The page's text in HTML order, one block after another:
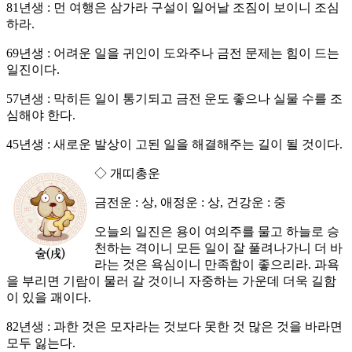
81년생 : 먼 여행은 삼가라 구설이 일어날 조짐이 보이니 조심
하라.
69년생 : 어려운 일을 귀인이 도와주나 금전 문제는 힘이 드는
일진이다.
57년생 : 막히든 일이 통기되고 금전 운도 좋으나 실물 수를 조
심해야 한다.
45년생 : 새로운 발상이 고된 일을 해결해주는 길이 될 것이다.
◇ 개띠총운
금전운 : 상, 애정운 : 상, 건강운 : 중
오늘의 일진은 용이 여의주를 물고 하늘로 승
천하는 격이니 모든 일이 잘 풀려나가니 더 바
라는 것은 욕심이니 만족함이 좋으리라. 과욕
을 부리면 기람이 물러 갈 것이니 자중하는 가운데 더욱 길함
이 있을 괘이다.
82년생 : 과한 것은 모자라는 것보다 못한 것 많은 것을 바라면
모두 잃는다.